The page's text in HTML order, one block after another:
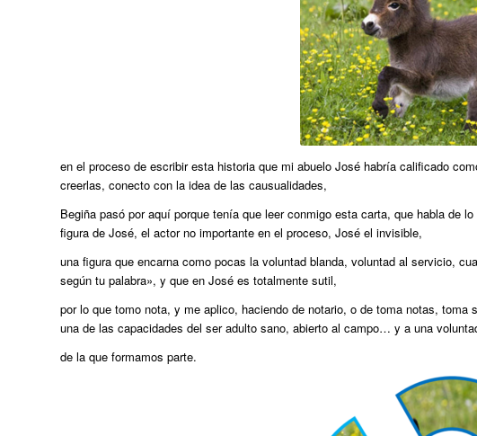
en el proceso de escribir esta historia que mi abuelo José habría calificado
creerlas, conecto con la idea de las causualidades,
Begiña pasó por aquí porque tenía que leer conmigo esta carta, que habla de
figura de José, el actor no importante en el proceso, José el invisible,
una figura que encarna como pocas la voluntad blanda, voluntad al servicio,
según tu palabra», y que en José es totalmente sutil,
por lo que tomo nota, y me aplico, haciendo de notario, o de toma notas,
una de las capacidades del ser adulto sano, abierto al campo… y a una
de la que formamos parte.